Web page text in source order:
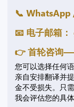
📞 WhatsApp
📧 电子邮箱：
👉 首轮咨询
您可以选择任何
亲自安排翻译并
金不受损失。只
我会评估您的具